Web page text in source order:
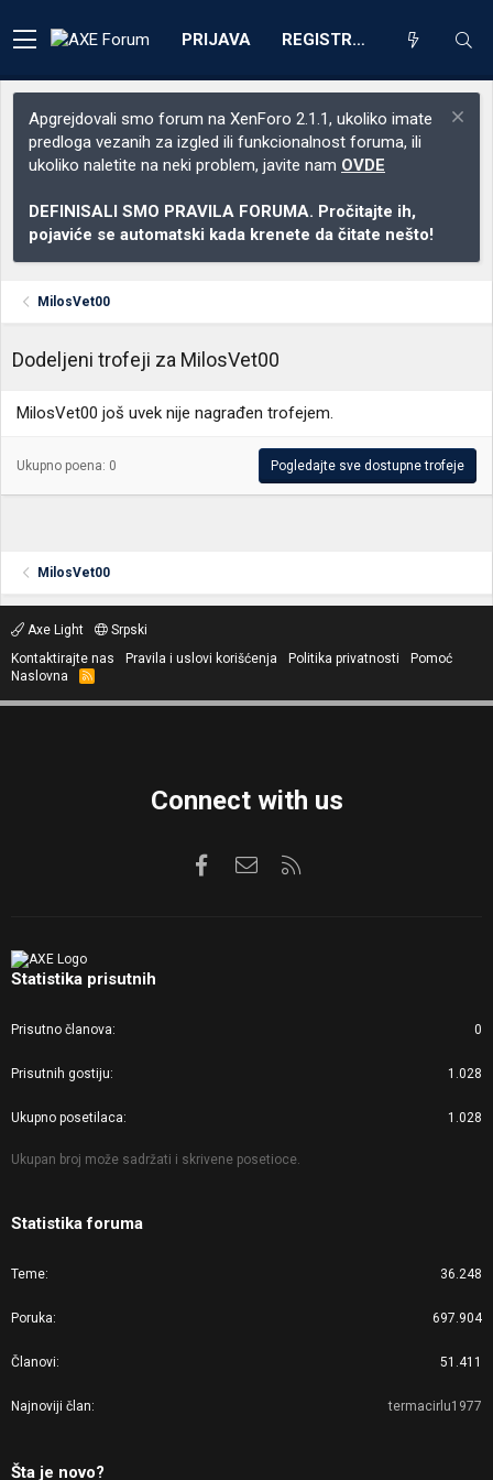
PRIJAVA REGISTRACIJA
Apgrejdovali smo forum na XenForo 2.1.1, ukoliko imate
predloga vezanih za izgled ili funkcionalnost foruma, ili
ukoliko naletite na neki problem, javite nam OVDE
DEFINISALI SMO PRAVILA FORUMA. Pročitajte ih,
pojaviće se automatski kada krenete da čitate nešto!
MilosVet00
Dodeljeni trofeji za MilosVet00
MilosVet00 još uvek nije nagrađen trofejem.
Ukupno poena: 0 Pogledajte sve dostupne trofeje
MilosVet00
Axe Light
Srpski
Kontaktirajte nas
Pravila i uslovi korišćenja Politika privatnosti
Pomoć
Naslovna
R
S
Connect with us
FacebookKontaktirajte nas
Statistika prisutnih
Prisutno članova 0
Prisutnih gostiju 1.028
Ukupno posetilaca 1.028
Ukupan broj može sadržati i skrivene posetioce.
Statistika foruma
Teme 36.248
Poruka 697.904
Članovi 51.411
Najnoviji član termacirlu1977
Šta je novo?